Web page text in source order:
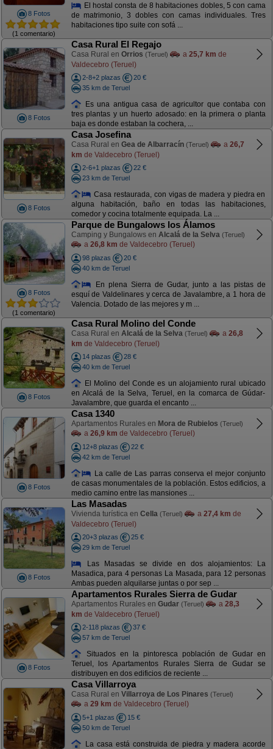
8 Fotos
(1 comentario)
El hostal consta de 8 habitaciones dobles, 5 con cama
de matrimonio, 3 dobles con camas individuales. Tres
habitaciones tipo suite con sofá ...
8 Fotos
Casa Rural El Regajo
Casa Rural en Orrios (Teruel) a 25,7 km de
Valdecebro (Teruel)
2-8+2 plazas
20 €
35 km de Teruel
Es una antigua casa de agricultor que contaba con
tres plantas y un huerto adosado: en la primera o planta
baja es donde estaban la cochera, ...
8 Fotos
Casa Josefina
Casa Rural en Gea de Albarracín (Teruel) a 26,7
km de Valdecebro (Teruel)
2-6+1 plazas
22 €
23 km de Teruel
Casa restaurada, con vigas de madera y piedra en
alguna habitación, baño en todas las habitaciones,
comedor y cocina totalmente equipada. La ...
8 Fotos
(1 comentario)
Parque de Bungalows los Álamos
Camping y Bungalows en Alcalá de la Selva (Teruel)
a 26,8 km de Valdecebro (Teruel)
98 plazas
20 €
40 km de Teruel
En plena Sierra de Gudar, junto a las pistas de
esquí de Valdelinares y cerca de Javalambre, a 1 hora de
Valencia. Dotado de las mejores y m ...
8 Fotos
Casa Rural Molino del Conde
Casa Rural en Alcalá de la Selva (Teruel) a 26,8
km de Valdecebro (Teruel)
14 plazas
28 €
40 km de Teruel
El Molino del Conde es un alojamiento rural ubicado
en Alcalá de la Selva, Teruel, en la comarca de Gúdar-
Javalambre, que guarda el encanto ...
8 Fotos
Casa 1340
Apartamentos Rurales en Mora de Rubielos (Teruel)
a 26,9 km de Valdecebro (Teruel)
12+8 plazas
22 €
42 km de Teruel
La calle de Las parras conserva el mejor conjunto
de casas monumentales de la población. Estos edificios, a
medio camino entre las mansiones ...
8 Fotos
Las Masadas
Vivienda turística en Cella (Teruel) a 27,4 km de
Valdecebro (Teruel)
20+3 plazas
25 €
29 km de Teruel
Las Masadas se divide en dos alojamientos: La
Masadica, para 4 personas La Masada, para 12 personas
Ambas pueden alquilarse juntas o por sep ...
8 Fotos
Apartamentos Rurales Sierra de Gudar
Apartamentos Rurales en Gudar (Teruel) a 28,3
km de Valdecebro (Teruel)
2-118 plazas
37 €
57 km de Teruel
Situados en la pintoresca población de Gudar en
Teruel, los Apartamentos Rurales Sierra de Gudar se
distribuyen en dos edificios de reciente ...
Casa Villarroya
Casa Rural en Villarroya de Los Pinares (Teruel)
a 29 km de Valdecebro (Teruel)
5+1 plazas
15 €
50 km de Teruel
La casa está construida de piedra y madera acorde